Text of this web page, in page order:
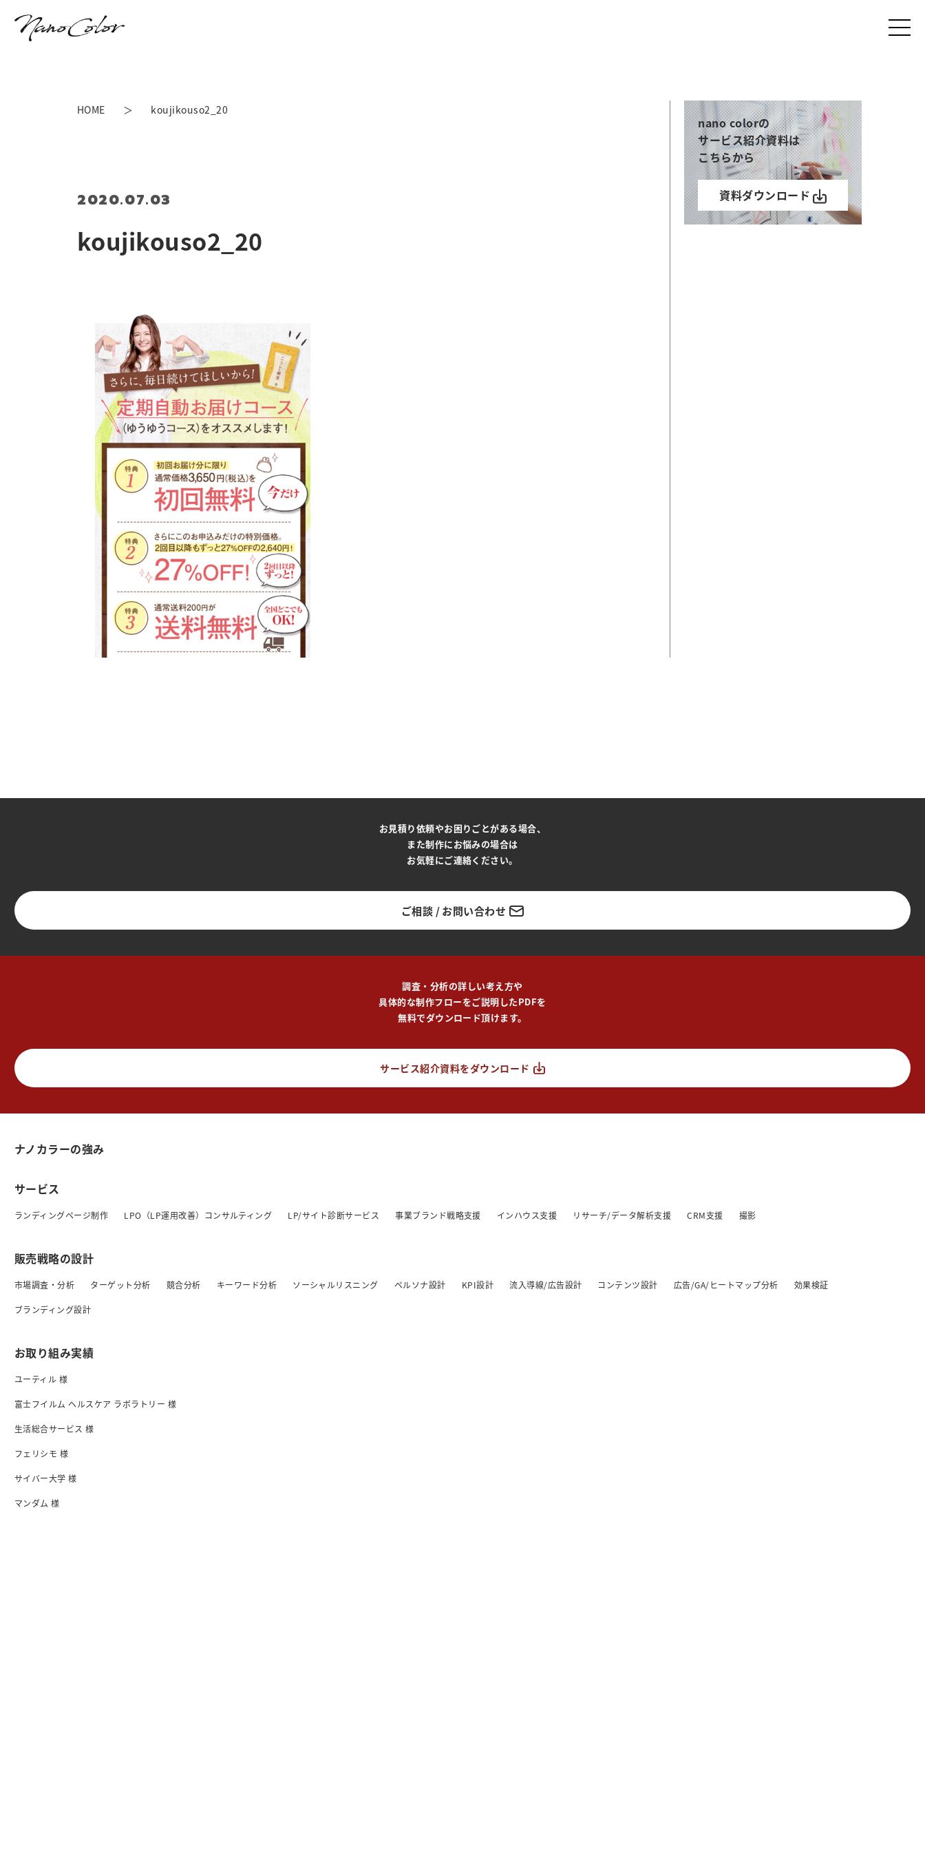
koujikouso2_20
2020.07.03
HOME koujikouso2_20
nano colorの
サービス紹介資料は
こちらから
資料ダウンロード
お見積り依頼やお困りごとがある場合、
また制作にお悩みの場合は
お気軽にご連絡ください。
ご相談 / お問い合わせ
調査・分析の詳しい考え方や
具体的な制作フローをご説明したPDFを
無料でダウンロード頂けます。
サービス紹介資料をダウンロード
ナノカラーの強み
サービス
ランディングページ制作 LPO（LP運用改善）コンサルティング LP/サイト診断サービス 事業ブランド戦略支援 インハウス支援 リサーチ/データ解析支援 CRM支援 撮影
販売戦略の設計
市場調査・分析 ターゲット分析 競合分析 キーワード分析 ソーシャルリスニング ペルソナ設計 KPI設計 流入導線/広告設計 コンテンツ設計 広告/GA/ヒートマップ分析 効果検証
ブランディング設計
お取り組み実績
ユーティル 様
富士フイルム ヘルスケア ラボラトリー 様
生活総合サービス 様
フェリシモ 様
サイバー大学 様
マンダム 様